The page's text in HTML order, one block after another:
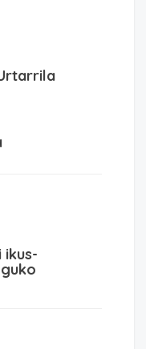
ikus-